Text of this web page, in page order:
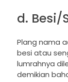
d. Besi/
Plang nama
besi atau
lumrahnya
demikian